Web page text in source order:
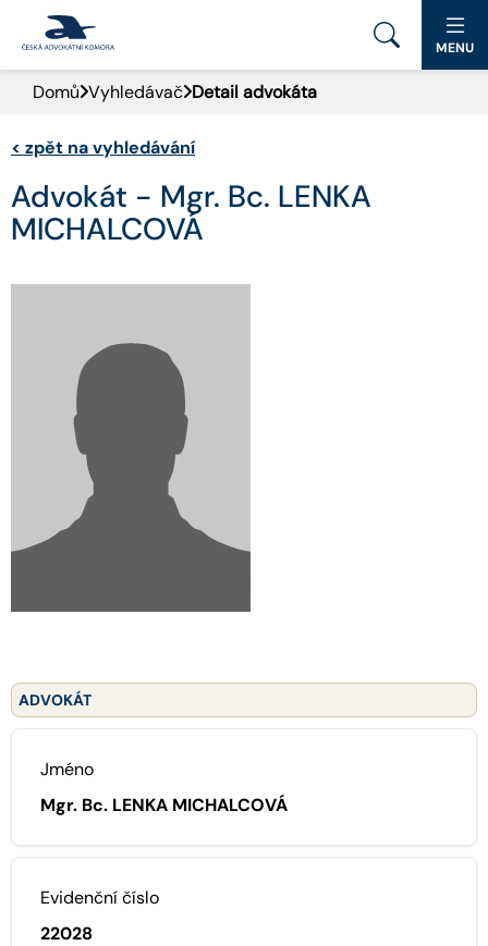
PORTÁL ČAK
DOMŮ
AKTUALITY
ADVOKÁTNÍ DENÍK
KONTAKT
MENU
Domů Vyhledávač Detail advokáta
< zpět na vyhledávání
Advokát - Mgr. Bc. LENKA
MICHALCOVÁ
ADVOKÁT
Jméno
Mgr. Bc. LENKA MICHALCOVÁ
Evidenční číslo
22028